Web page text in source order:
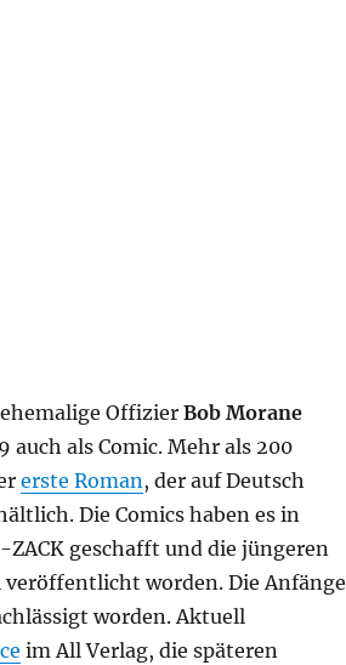
OffizierBob Morane
auch als Comic. Mehr als 200
erste Roman, der auf Deutsch
Die Comics haben es in
geschafft und die jüngeren
worden. Die Anfänge
worden. Aktuell
im All Verlag, die späteren